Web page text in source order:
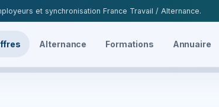
et synchronisation France Travail / Alternance.
Alternance Formations Annuaire